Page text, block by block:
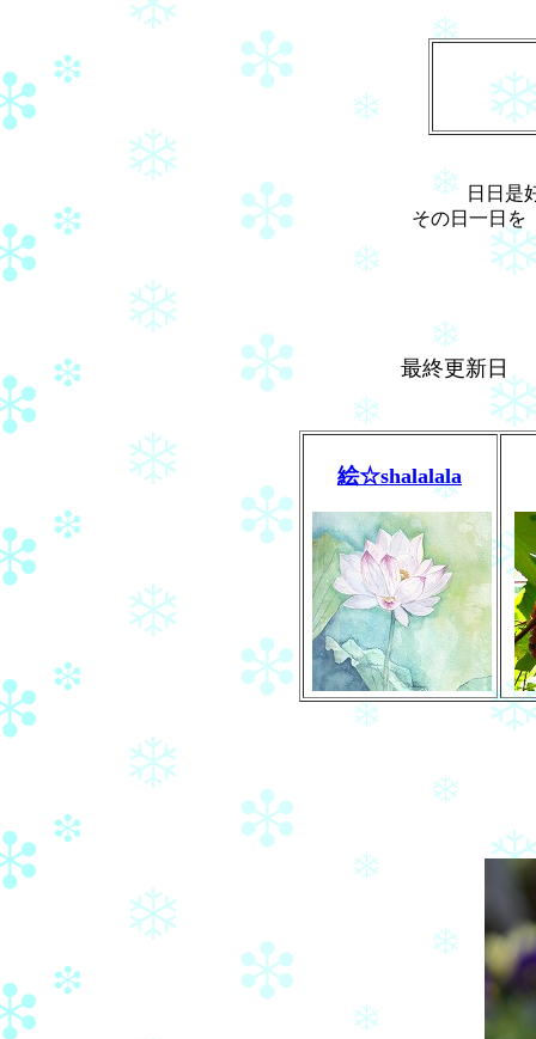
日日是
その日一日
最終更新日
絵☆shalalala